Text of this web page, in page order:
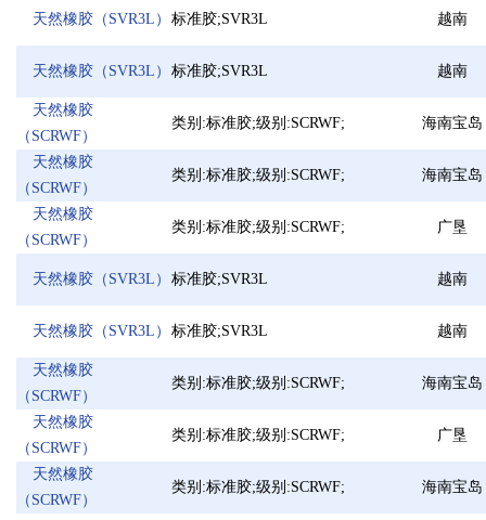
苯甲酸钠
甲酸乙酯
DBP
轻质纯碱 氯化镁
丙三醇
二乙二醇乙醚醋酸酯 硫代硫酸钠(大苏打)
无水硫酸钠
苯甲酸 原甲酸三甲酯
碳
正硅酸乙酯 叔丁醇钠
对
苯乙酮
三水醋酸钠 二甲基乙醇胺
一
偶氮二异丁腈(AIBN) 工业纯碱 异壬醇
磷
一水肌酸
草酸二乙酯 氯化石蜡
甲
轻质白油 N,N-二甲基乙酰胺
二甲基硫醚
苯甲酰氯 环戊酮
N-
重质碳酸钾
二硫化碳
甲基丙烯酸羟丙酯
氟硼酸 丙二酸二乙酯
乙
氧化镁
草酸二甲酯
磷酸三丁酯(TBP)
无水三氯化铝 三异丙醇胺
乙
十二烷基硫酸钠 K12 二甲基四氢呋喃
甲
原甲酸三乙酯
甲基丙烯酸异辛酯 六氟丙烯
乙
聚丙烯酰胺乳液
乙酸钠碳源 活性氧化铝
对苯二甲酸二辛酯
（DOTP）
溴化钠 生
杀菌灭藻剂（氧化
天然橡胶（SVR3L） 标准胶;SVR3L 越南
天然橡胶（SVR3L） 标准胶;SVR3L 越南
天然橡胶
（SCRWF）
类别:标准胶;级别:SCRWF; 海南宝岛
天然橡胶
（SCRWF）
类别:标准胶;级别:SCRWF; 海南宝岛
天然橡胶
（SCRWF）
类别:标准胶;级别:SCRWF; 广垦
天然橡胶（SVR3L） 标准胶;SVR3L 越南
天然橡胶（SVR3L） 标准胶;SVR3L 越南
天然橡胶
（SCRWF）
类别:标准胶;级别:SCRWF; 海南宝岛
天然橡胶
（SCRWF）
类别:标准胶;级别:SCRWF; 广垦
天然橡胶
（SCRWF）
类别:标准胶;级别:SCRWF; 海南宝岛